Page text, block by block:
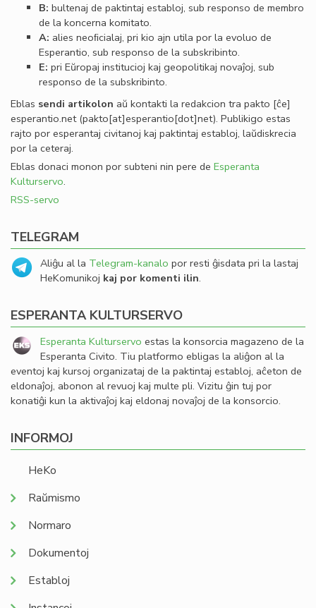
B: bultenaj de paktintaj establoj, sub responso de membro
de la koncerna komitato.
A: alies neoﬁcialaj, pri kio ajn utila por la evoluo de
Esperantio, sub responso de la subskribinto.
E: pri Eŭropaj institucioj kaj geopolitikaj novaĵoj, sub
responso de la subskribinto.
Eblas sendi artikolon aŭ kontakti la redakcion tra pakto [ĉe]
esperantio.net(pakto[at]esperantio[dot]net). Publikigo estas
rajto por esperantaj civitanoj kaj paktintaj establoj, laŭdiskrecia
por la ceteraj.
Eblas donaci monon por subteni nin pere de Esperanta
Kulturservo.
RSS-servo
TELEGRAM
Aliĝu al la Telegram-kanalo por resti ĝisdata pri la lastaj
HeKomunikoj kaj por komenti ilin.
ESPERANTA KULTURSERVO
Esperanta Kulturservo estas la konsorcia magazeno de la
Esperanta Civito. Tiu platformo ebligas la aliĝon al la
eventoj kaj kursoj organizataj de la paktintaj establoj, aĉeton de
eldonaĵoj, abonon al revuoj kaj multe pli. Vizitu ĝin tuj por
konatiĝi kun la aktivaĵoj kaj eldonaj novaĵoj de la konsorcio.
INFORMOJ
HeKo
Raŭmismo
Normaro
Dokumentoj
Establoj